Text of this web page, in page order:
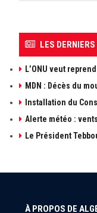
LES
L’ONU veut
MDN : Décès du
Installation du
Alerte météo :
Le Président
À PROPOS DE